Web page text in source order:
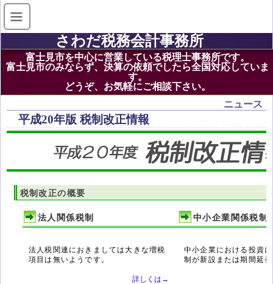
さわだ税務会計事務所
富士見市を中心に営業している税理士事務所です。
富士見市のみならず、決算の依頼でしたら全国対応していま
す。
どうぞ、お気軽にご相談下さい。
ニュース
平成20年版 税制改正情報
税制改正の概要
法人関係税制
法人税関連におきましては大きな増税
項目は無いようです。
詳しくは→
中小企業関係税制
中小企業における投資
制が新設または期間延